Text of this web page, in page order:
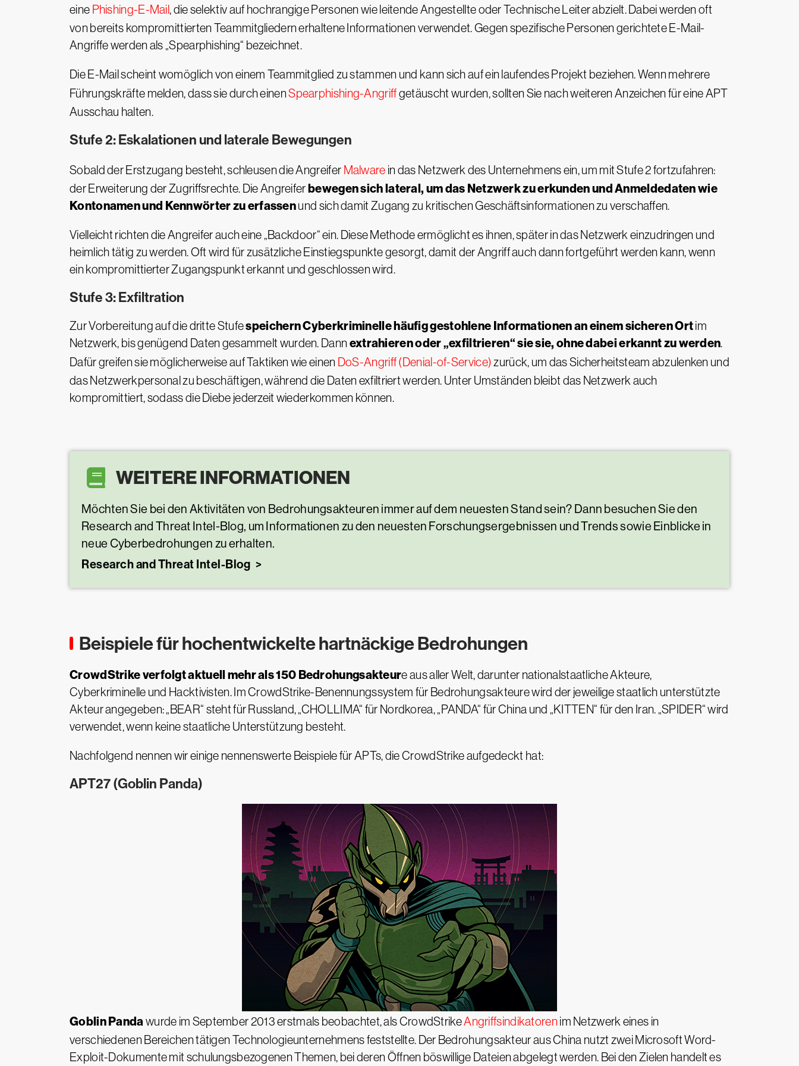
eine Phishing-E-Mail, die selektiv auf hochrangige Personen wie leitende Angestellte oder Technische Leiter abzielt. Dabei werden oft
von bereits kompromittierten Teammitgliedern erhaltene Informationen verwendet. Gegen spezifische Personen gerichtete E-Mail-
Angriffe werden als „Spearphishing“ bezeichnet.
Die E-Mail scheint womöglich von einem Teammitglied zu stammen und kann sich auf ein laufendes Projekt beziehen. Wenn mehrere
Führungskräfte melden, dass sie durch einenSpearphishing-Angriffgetäuscht wurden, sollten Sie nach weiteren Anzeichen für eine APT
Ausschau halten.
Stufe 2: Eskalationen und laterale Bewegungen
Sobald der Erstzugang besteht, schleusen die Angreifer Malware in das Netzwerk des Unternehmens ein, um mit Stufe 2 fortzufahren:
der Erweiterung der Zugriffsrechte. Die Angreiferbewegen sich lateral, um das Netzwerk zu erkunden und Anmeldedaten wie
Kontonamen und Kennwörter zu erfassenund sich damit Zugang zu kritischen Geschäftsinformationen zu verschaffen.
Vielleicht richten die Angreifer auch eine „Backdoor“ ein. Diese Methode ermöglicht es ihnen, später in das Netzwerk einzudringen und
heimlich tätig zu werden. Oft wird für zusätzliche Einstiegspunkte gesorgt, damit der Angriff auch dann fortgeführt werden kann, wenn
ein kompromittierter Zugangspunkt erkannt und geschlossen wird.
Stufe 3: Exfiltration
Zur Vorbereitung auf die dritte Stufespeichern Cyberkriminelle häufig gestohlene Informationen an einem sicheren Ortim
Netzwerk, bis genügend Daten gesammelt wurden. Dann extrahieren oder „exfiltrieren“ sie sie, ohne dabei erkannt zu werden.
Dafür greifen sie möglicherweise auf Taktiken wie einen DoS-Angriff (Denial-of-Service)zurück, um das Sicherheitsteam abzulenken und
das Netzwerkpersonal zu beschäftigen, während die Daten exfiltriert werden. Unter Umständen bleibt das Netzwerk auch
kompromittiert, sodass die Diebe jederzeit wiederkommen können.
WEITERE INFORMATIONEN
Möchten Sie bei den Aktivitäten von Bedrohungsakteuren immer auf dem neuesten Stand sein? Dann besuchen Sie den
Research and Threat Intel-Blog, um Informationen zu den neuesten Forschungsergebnissen und Trends sowie Einblicke in
neue Cyberbedrohungen zu erhalten.
Research and Threat Intel-Blog
Beispiele für hochentwickelte hartnäckige Bedrohungen
CrowdStrike verfolgt aktuell mehr als 150 Bedrohungsakteure aus aller Welt, darunter nationalstaatliche Akteure,
Cyberkriminelle und Hacktivisten. Im CrowdStrike-Benennungssystem für Bedrohungsakteure wird der jeweilige staatlich unterstützte
Akteur angegeben: „BEAR“ steht für Russland, „CHOLLIMA“ für Nordkorea, „PANDA“ für China und „KITTEN“ für den Iran. „SPIDER“ wird
verwendet, wenn keine staatliche Unterstützung besteht.
Nachfolgend nennen wir einige nennenswerte Beispiele für APTs, die CrowdStrike aufgedeckt hat:
APT27 (Goblin Panda)
Goblin Pandawurde im September 2013 erstmals beobachtet, als CrowdStrikeAngriffsindikatoren im Netzwerk eines in
verschiedenen Bereichen tätigen Technologieunternehmens feststellte. Der Bedrohungsakteur aus China nutzt zwei Microsoft Word-
Exploit-Dokumente mit schulungsbezogenen Themen, bei deren Öffnen böswillige Dateien abgelegt werden. Bei den Zielen handelt es